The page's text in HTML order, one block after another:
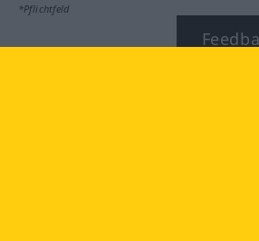
*Pflichtfeld